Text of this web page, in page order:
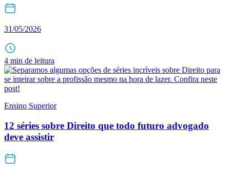
31/05/2026
4 min de leitura
Ensino Superior
12 séries sobre Direito que todo futuro advogado
deve assistir